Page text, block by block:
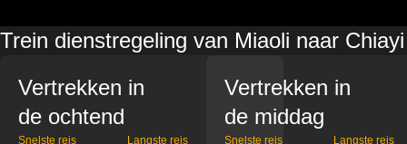
Trein dienstregeling van Miaoli naar Chiayi
Vertrekken in
de ochtend
Snelste reis Langste reis
Vertrekken in
de middag
Snelste reis Langste reis